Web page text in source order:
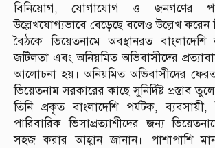
বিনিয়োগ, যোগাযোগ ও জনগণের
উল্লেখযোগ্যভাবে বেড়েছে বলেও উল্লেখ করেন
বৈঠকে ভিয়েতনামে অবস্থানরত বাংলাদেশি
জটিলতা এবং অনিয়মিত অভিবাসীদের
আলোচনা হয়। অনিয়মিত অভিবাসীদের
ভিয়েতনাম সরকারের কাছে সুনির্দিষ্ট প্রস্তাব তুলে
তিনি প্রকৃত বাংলাদেশি পর্যটক,
পারিবারিক ভিসাপ্রত্যাশীদের জন্য
সহজ করার আহ্বান জানান। পাশাপাশি